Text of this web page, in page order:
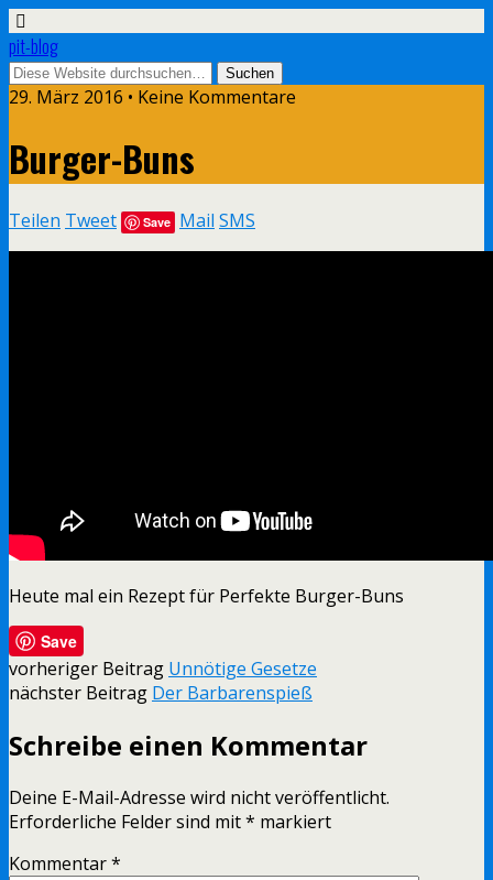
pit-blog
29. März 2016 • Keine Kommentare
Burger-Buns
Teilen Tweet Save Mail SMS
Heute mal ein Rezept für Perfekte Burger-Buns
Save
vorheriger Beitrag Unnötige Gesetze
nächster Beitrag Der Barbarenspieß
Schreibe einen Kommentar
Deine E-Mail-Adresse wird nicht veröffentlicht.
Erforderliche Felder sind mit* markiert
Kommentar*